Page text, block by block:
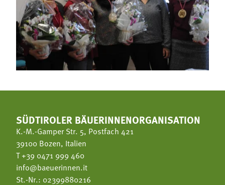
SÜDTIROLER BÄUERINNENORGANISATION
K.-M.-Gamper Str. 5, Postfach 421
39100 Bozen, Italien
T+39 0471 999 460
info@baeuerinnen.it
St.-Nr.: 02399880216